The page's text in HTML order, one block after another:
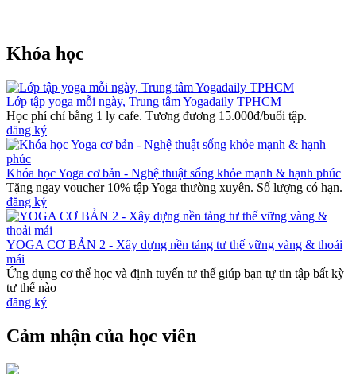
Khóa học
Lớp tập yoga mỗi ngày, Trung tâm Yogadaily TPHCM
Học phí chỉ bằng 1 ly cafe. Tương đương 15.000đ/buổi tập.
đăng ký
Khóa học Yoga cơ bản - Nghệ thuật sống khỏe mạnh & hạnh phúc
Tặng ngay voucher 10% tập Yoga thường xuyên. Số lượng có hạn.
đăng ký
YOGA CƠ BẢN 2 - Xây dựng nền tảng tư thế vững vàng & thoải
mái
Ứng dụng cơ thể học và định tuyến tư thế giúp bạn tự tin tập bất kỳ
tư thế nào
đăng ký
Cảm nhận của học viên